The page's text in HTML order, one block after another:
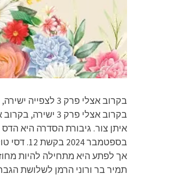
בקרוב אצלי
תמיר בר ורוני הרמן לשלושת